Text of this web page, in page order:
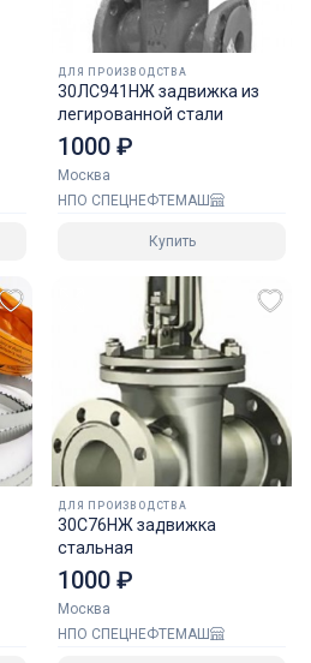
ДЛЯ ПРОИЗВОДСТВА
30ЛС941НЖ задвижка из
легированной стали
1000 ₽
Москва
НПО СПЕЦНЕФТЕМАШ
Купить
ДЛЯ ПРОИЗВОДСТВА
30С76НЖ задвижка
стальная
1000 ₽
Москва
НПО СПЕЦНЕФТЕМАШ